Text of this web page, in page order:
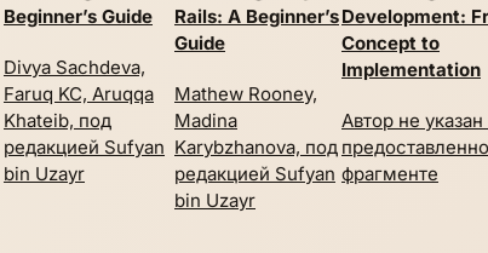
Beginner’s Guide
Divya Sachdeva,
Faruq KC, Aruqqa
Khateib, под
редакцией Sufyan
bin Uzayr
Rails: A Beginner’s
Guide
Mathew Rooney,
Madina
Karybzhanova, под
редакцией Sufyan
bin Uzayr
Development:
Concept to
Implementation
Автор не указан
фрагменте